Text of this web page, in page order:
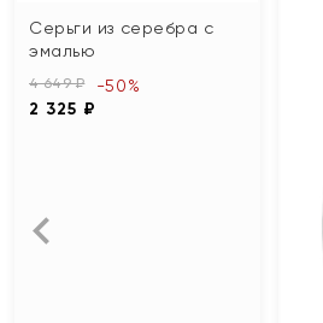
Серьги из серебра с
эмалью
4 649 ₽
2 325 ₽
-50%